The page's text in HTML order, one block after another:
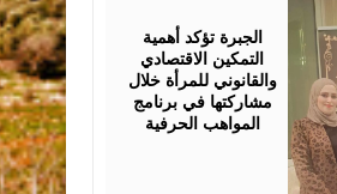
الجبرة تؤكد أهمية
التمكين الاقتصادي
والقانوني للمرأة خلال
مشاركتها في برنامج
المواهب الحرفية